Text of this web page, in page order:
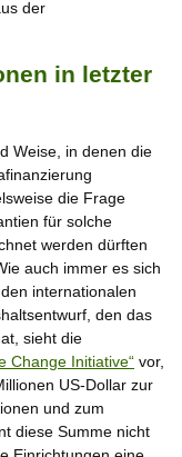
der
in letzter
Weise, in denen die
die Frage
für solche
werden dürften
auch immer es sich
internationalen
den das
sieht die
Change Initiative“ vor,
US-Dollar zur
und zum
diese Summe nicht